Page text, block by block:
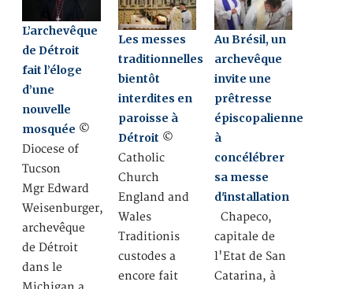
L’archevêque
de Détroit
fait l’éloge
d’une
nouvelle
mosquée ©
Diocese of
Tucson
Mgr Edward
Weisenburger,
archevêque
de Détroit
dans le
Les messes
traditionnelles
bientôt
interdites en
paroisse à
Détroit ©
Catholic
Church
England and
Wales
Traditionis
custodes a
encore fait
Au Brésil, un
archevêque
invite une
prêtresse
épiscopalienne
à
concélébrer
sa messe
d'installation
Chapeco,
capitale de
l'Etat de San
Catarina, à